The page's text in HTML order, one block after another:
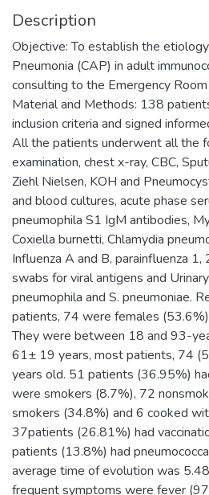
Description
Objective: To establish the
Pneumonia (CAP) in adult
consulting to the Emergency
Material and Methods: 138
inclusion criteria and signed
All the patients underwent all the
examination, chest x-ray, CBC,
Ziehl Nielsen, KOH and
and blood cultures, acute phase
pneumophila S1 IgM antibodies,
Coxiella burnetti, Chlamydia
Influenza A and B, parainfluenza 1,
swabs for viral antigens and
pneumophila and S. pneumoniae.
patients, 74 were females
They were between 18 and 93-
61± 19 years, most patients, 74
years old. 51 patients (36.95%)
were smokers (8.7%), 72
smokers (34.8%) and 6 cooked
37patients (26.81%) had
patients (13.8%) had
average time of evolution was
frequent symptoms were fever